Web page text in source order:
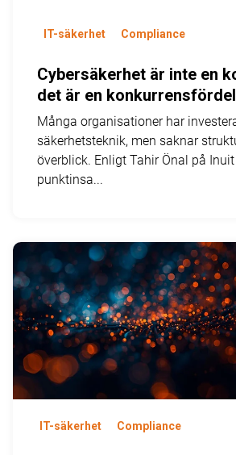
IT-säkerhet Compliance
Cybersäkerhet är inte en
det är en konkurrensfördel
Många organisationer har
säkerhetsteknik, men saknar
överblick. Enligt Tahir Önal på
punktinsa...
IT-säkerhet Compliance